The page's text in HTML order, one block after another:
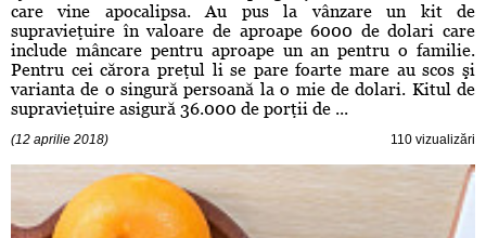
care vine apocalipsa. Au pus la vânzare un kit de
supravieţuire în valoare de aproape 6000 de dolari care
include mâncare pentru aproape un an pentru o familie.
Pentru cei cărora preţul li se pare foarte mare au scos şi
varianta de o singură persoană la o mie de dolari. Kitul de
supravieţuire asigură 36.000 de porţii de ...
(12 aprilie 2018) 110 vizualizări